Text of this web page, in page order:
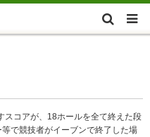
スコアが、18ホールを全て終えた段
で競技者がイーブンで終了した場